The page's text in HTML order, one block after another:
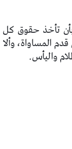
تأخذ حقوق كل
المساواة، وألا
واليأس.